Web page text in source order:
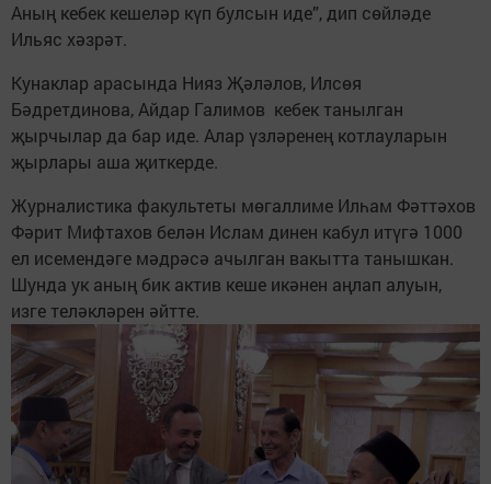
Аның кебек кешеләр күп булсын иде”, дип сөйләде
Ильяс хәзрәт.
Кунаклар арасында Нияз Җәләлов, Илсөя
Бәдретдинова, Айдар Галимов кебек танылган
җырчылар да бар иде. Алар үзләренең котлауларын
җырлары аша җиткерде.
Журналистика факультеты мөгаллиме Илһам Фәттәхов
Фәрит Мифтахов белән Ислам динен кабул итүгә 1000
ел исемендәге мәдрәсә ачылган вакытта танышкан.
Шунда ук аның бик актив кеше икәнен аңлап алуын,
изге теләкләрен әйтте.